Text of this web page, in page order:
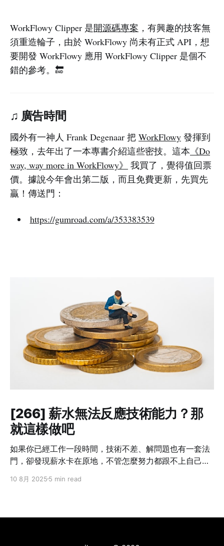
WorkFlowy Clipper 是開源碼專案 ，有興趣的技客無
須重造輪子，由於 WorkFlowy 尚未有正式 API，想
要開發 WorkFlowy 應用 WorkFlowy Clipper 是個不
錯的參考。🔚
♫ 廣告時間
國外有一神人 Frank Degenaar 把 WorkFlowy 發揮到
極致，去年出了一本專書介紹這些密技。這本 《Do
way, way more in WorkFlowy》
我買了，覺得值回票
價。據說今年會出第二版，而且免費更新，先買先
贏！傳送門：
https://gumroad.com/a/353383539
[266] 薪水無法反應技術能力？那
就這樣做吧
如果你已經工作一段時間，技術不差、解問題也有一套法
門，卻發現薪水卡在原地，不管怎麼努力都跟不上自己的
想過：「我現在的貢獻，真的只有這個數字嗎？」但光靠
展講究節奏，一旦被低薪綁住太久，即使跳槽也難補回
10 8月 2025 5 min read